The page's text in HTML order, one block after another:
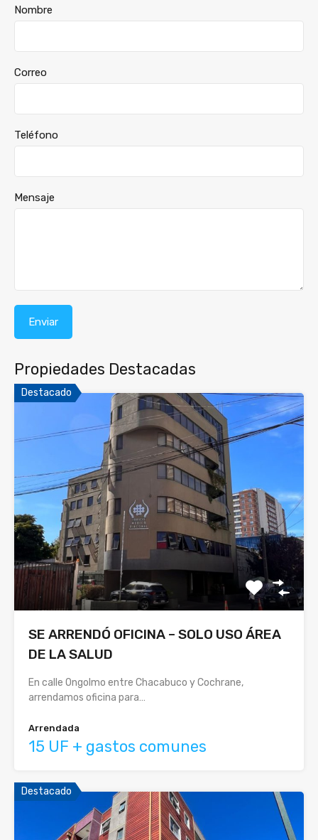
Nombre
Correo
Teléfono
Mensaje
Propiedades Destacadas
Destacado
SE ARRENDÓ OFICINA – SOLO USO ÁREA
DE LA SALUD
En calle Ongolmo entre Chacabuco y Cochrane,
arrendamos oficina para…
Arrendada
15 UF + gastos comunes
Destacado